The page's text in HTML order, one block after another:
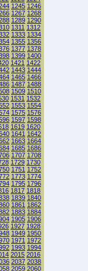
1245 1246
1267 1268
1289 1290
1311 1312
1333 1334
1355 1356
1377 1378
1399 1400
1421 1422
1443 1444
1465 1466
1487 1488
1509 1510
1531 1532
1553 1554
1575 1576
1597 1598
1619 1620
1641 1642
1663 1664
1685 1686
1707 1708
1729 1730
1751 1752
1773 1774
1795 1796
1817 1818
1839 1840
1861 1862
1883 1884
1905 1906
1927 1928
1949 1950
1971 1972
1993 1994
2015 2016
2037 2038
2059 2060